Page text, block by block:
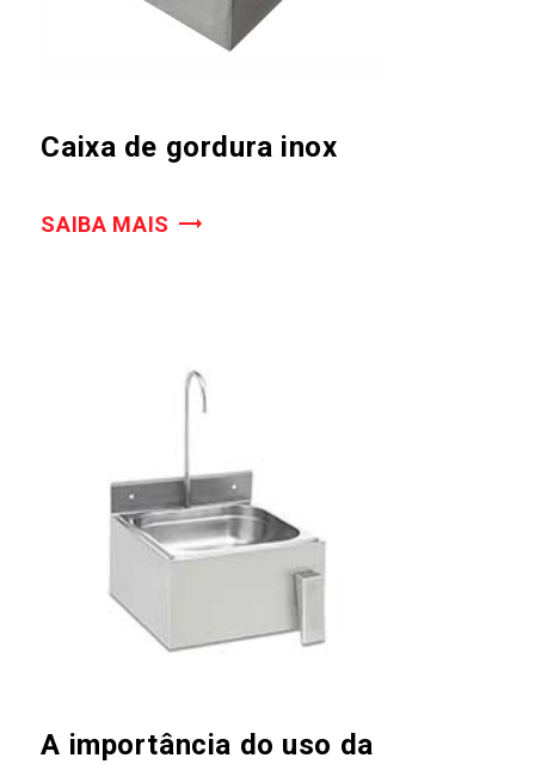
Caixa de gordura inox
SAIBA MAIS
A importância do uso da